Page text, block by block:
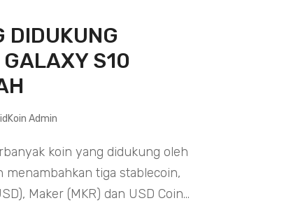
DIDUKUNG
S10
idKoin Admin
koin yang didukung oleh
menambahkan tiga stablecoin,
Maker (MKR) dan USD Coin...